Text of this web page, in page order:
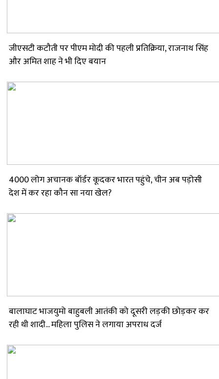
जीएसटी कटौती पर पीएम मोदी की पहली प्रतिक्रिया, राजनाथ सिंह
और अमित शाह ने भी दिए बयान
4000 लोग अचानक बॉर्डर कूदकर भारत पहुंचे, चीन अब पड़ोसी
देश में कर रहा कौन सा नया खेल?
बालाघाट भाजयुमो बाहुबली आतंकी को दूसरी लड़की छोड़कर कर
रही थी शादी... महिला पुलिस ने लगाया अपराध दर्ज